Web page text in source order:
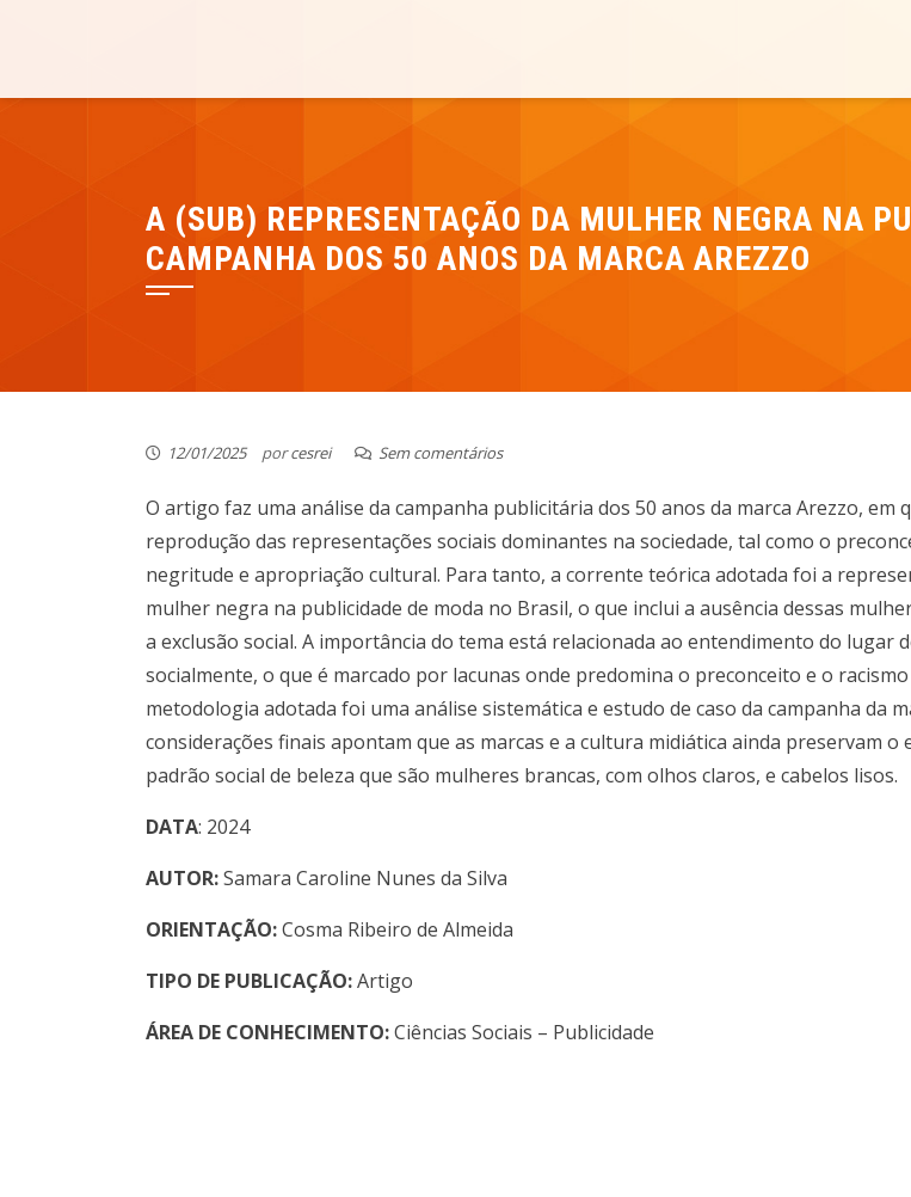
A (SUB) REPRESENTAÇÃO DA MULHER NEGRA NA
CAMPANHA DOS 50 ANOS DA MARCA AREZZO
12/01/2025 porcesrei Sem comentários
O artigo faz uma análise da campanha publicitária dos 50 anos da marca Arezzo, em
reprodução das representações sociais dominantes na sociedade, tal como o
negritude e apropriação cultural. Para tanto, a corrente teórica adotada foi a
mulher negra na publicidade de moda no Brasil, o que inclui a ausência dessas
a exclusão social. A importância do tema está relacionada ao entendimento do lugar
socialmente, o que é marcado por lacunas onde predomina o preconceito e o
metodologia adotada foi uma análise sistemática e estudo de caso da campanha da
considerações finais apontam que as marcas e a cultura midiática ainda preservam o
padrão social de beleza que são mulheres brancas, com olhos claros, e cabelos lisos.
DATA: 2024
AUTOR:Samara Caroline Nunes da Silva
ORIENTAÇÃO:Cosma Ribeiro de Almeida
TIPO DE PUBLICAÇÃO:Artigo
ÁREA DE CONHECIMENTO:Ciências Sociais – Publicidade